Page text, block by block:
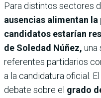
Para distintos sectores
ausencias alimentan
candidatos estarían
de Soledad Núñez, una
referentes partidarios
a la candidatura oficial.
debate sobre el grado